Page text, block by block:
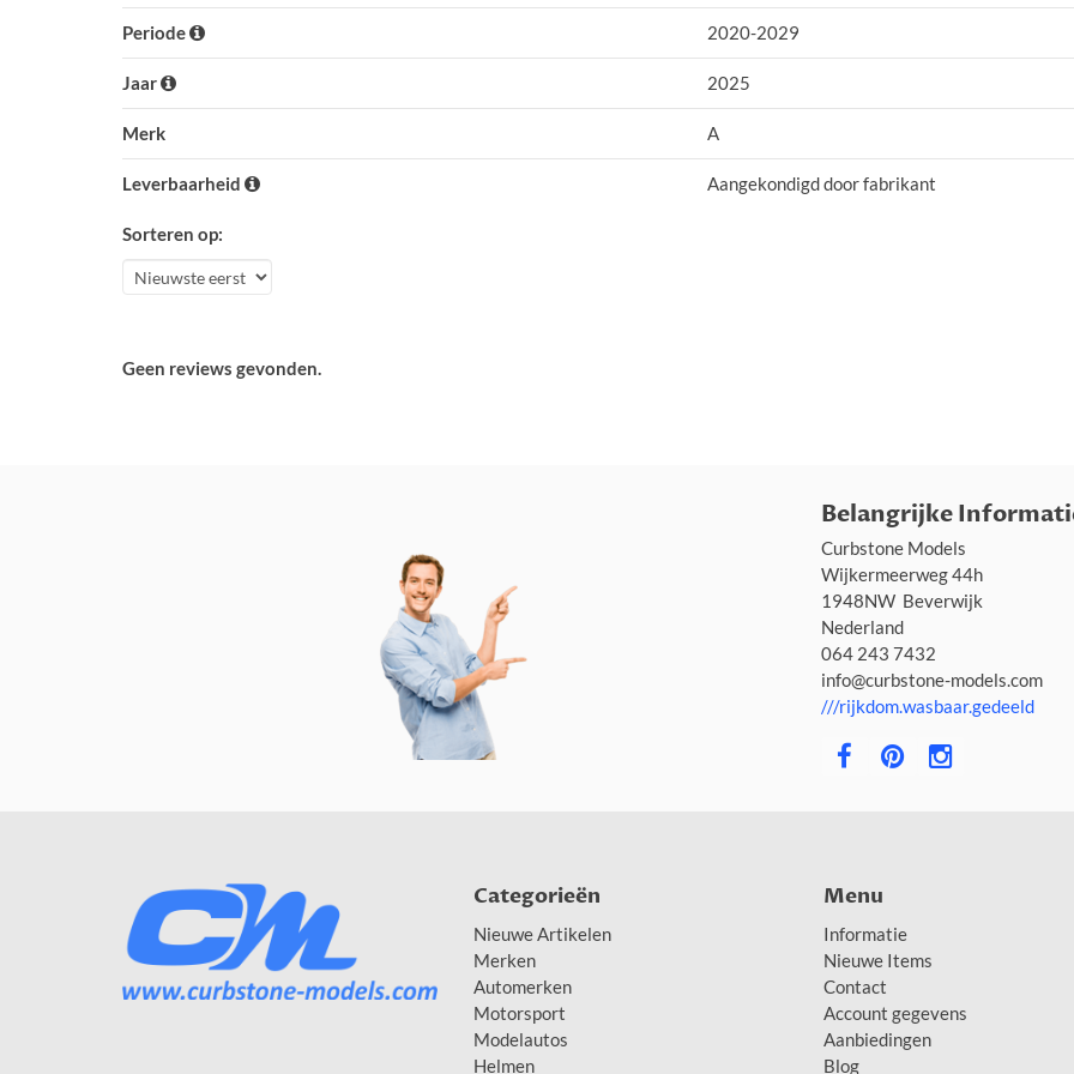
Periode 2020-2029
Jaar 2025
Merk A
Leverbaarheid Aangekondigd door fabrikant
Sorteren op:
Geen reviews gevonden.
Belangrijke
Curbstone Models
Wijkermeerweg 44h
1948NW Beverwijk
Nederland
064 243 7432
info@curbstone-models.com
///rijkdom.wasbaar.gedeeld
Categorieën
Nieuwe Artikelen
Merken
Automerken
Motorsport
Modelautos
Helmen
Menu
Informatie
Nieuwe Items
Contact
Account gegevens
Aanbiedingen
Blog